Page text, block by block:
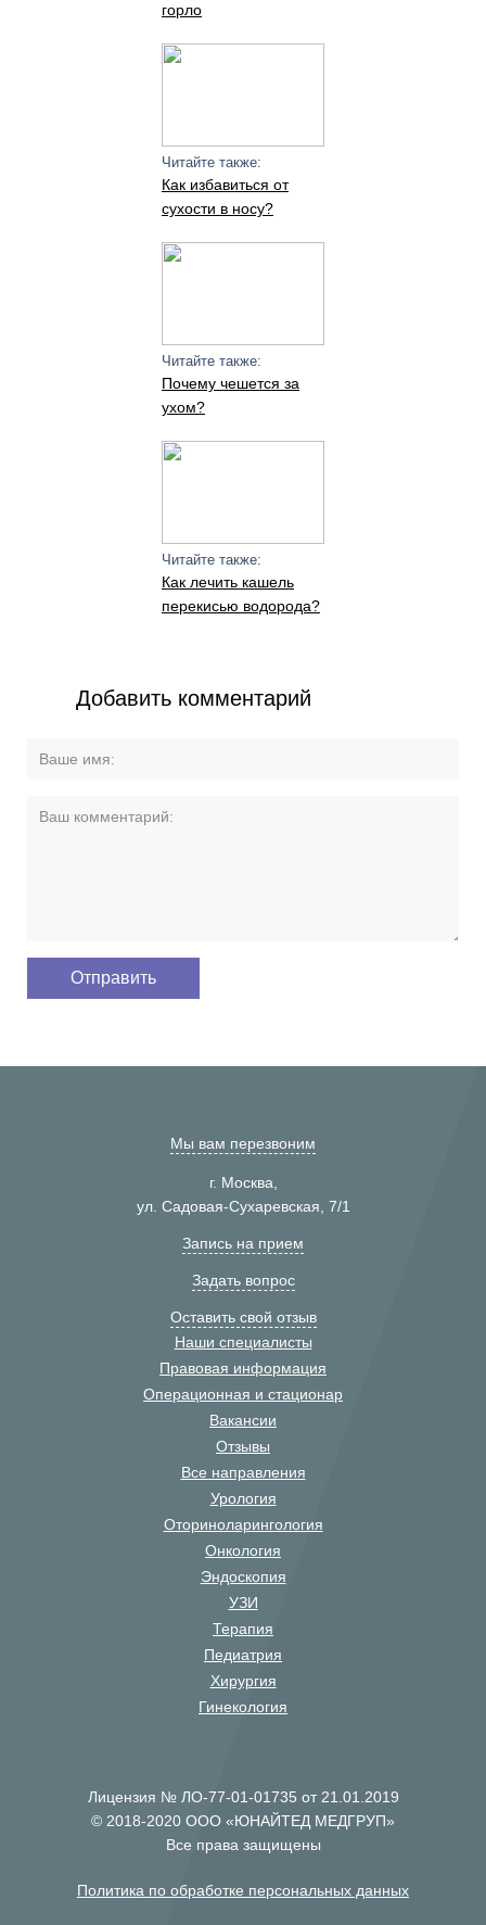
горло
Читайте также:
Как избавиться от
сухости в носу?
Читайте также:
Почему чешется за
ухом?
Читайте также:
Как лечить кашель
перекисью водорода?
Добавить комментарий
Мы вам перезвоним
г. Москва,
ул. Садовая-Сухаревская, 7/1
Запись на прием
Задать вопрос
Оставить свой отзыв
Наши специалисты
Правовая информация
Операционная и стационар
Вакансии
Отзывы
Все направления
Урология
Оториноларингология
Онкология
Эндоскопия
УЗИ
Терапия
Педиатрия
Хирургия
Гинекология
Лицензия № ЛО-77-01-01735 от 21.01.2019
© 2018-2020 ООО «ЮНАЙТЕД МЕДГРУП»
Все права защищены
Политика по обработке персональных данных